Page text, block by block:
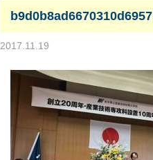
b9d0b8ad6670310d6957
2017.11.19